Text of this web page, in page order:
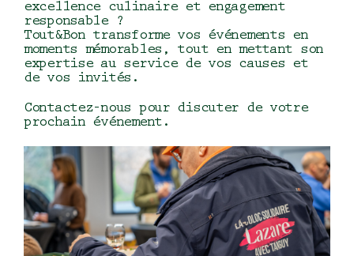
excellence culinaire et engagement
responsable ?
Tout&Bon transforme vos événements en
moments mémorables, tout en mettant son
expertise au service de vos causes et
de vos invités.
Contactez-nous pour discuter de votre
prochain événement.